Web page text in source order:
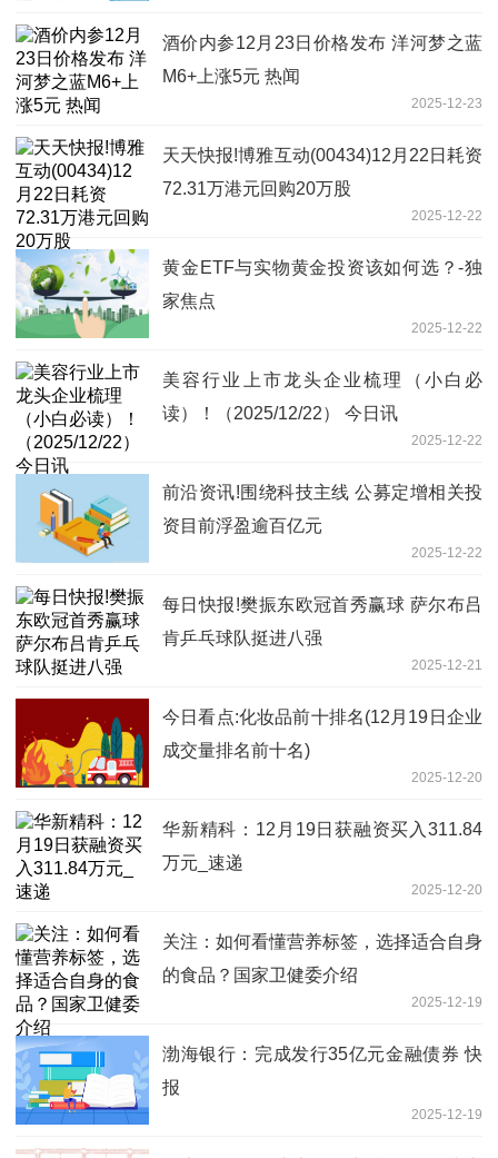
酒价内参12月23日价格发布 洋河梦之蓝
M6+上涨5元 热闻
2025-12-23
天天快报!博雅互动(00434)12月22日耗资
72.31万港元回购20万股
2025-12-22
黄金ETF与实物黄金投资该如何选？-独
家焦点
2025-12-22
美容行业上市龙头企业梳理（小白必
读）！（2025/12/22） 今日讯
2025-12-22
前沿资讯!围绕科技主线 公募定增相关投
资目前浮盈逾百亿元
2025-12-22
每日快报!樊振东欧冠首秀赢球 萨尔布吕
肯乒乓球队挺进八强
2025-12-21
今日看点:化妆品前十排名(12月19日企业
成交量排名前十名)
2025-12-20
华新精科：12月19日获融资买入311.84
万元_速递
2025-12-20
关注：如何看懂营养标签，选择适合自身
的食品？国家卫健委介绍
2025-12-19
渤海银行：完成发行35亿元金融债券 快
报
2025-12-19